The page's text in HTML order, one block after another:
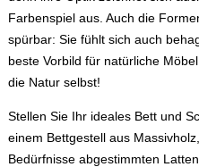
Farbenspiel aus. Auch die
spürbar: Sie fühlt sich auch
beste Vorbild für natürliche
die Natur selbst!
Stellen Sie Ihr ideales Bett und
einem Bettgestell aus
Bedürfnisse abgestimmten